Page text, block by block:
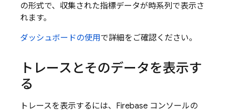
の形式で、収集された指標データが時系列で表示さ
れます。
ダッシュボードの使用で詳細をご確認ください。
トレースとそのデータを表示す
る
トレースを表示するには、 Firebase コンソールの